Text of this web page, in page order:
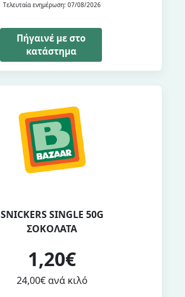
Τελευταία ενημέρωση: 07/08/2026
Πήγαινέ με στο
κατάστημα
SNICKERS SINGLE 50G
ΣΟΚΟΛΑΤΑ
1,20€
24,00€ ανά κιλό